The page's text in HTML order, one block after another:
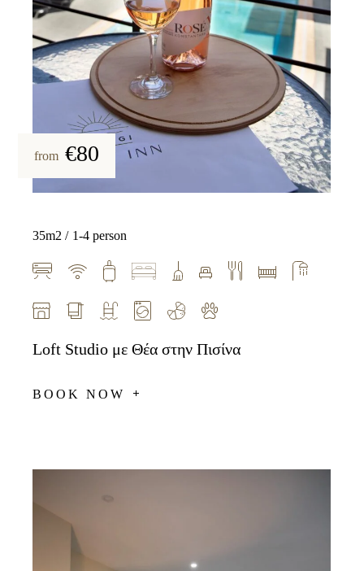
from €80
Loft Studio με Θέα στην Πισίνα
BOOK NOW
35m2 1-4 person